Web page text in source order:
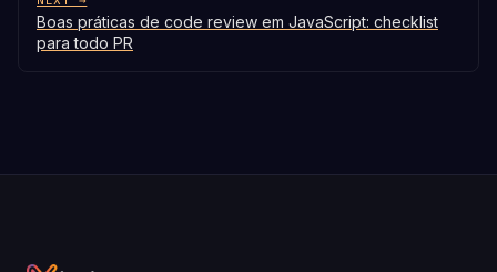
Boas práticas de code review em JavaScript: checklist
para todo PR